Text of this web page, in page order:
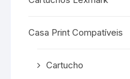
Casa Print Compatíveis
Cartucho